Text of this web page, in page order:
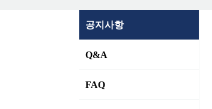
공지사항
Q&A
FAQ